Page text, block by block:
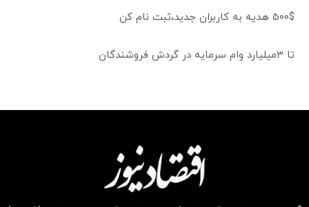
500$ هدیه به کاربران جدید،ثبت نام کن
تا 3میلیارد وام سرمایه در گردش فروشندگان